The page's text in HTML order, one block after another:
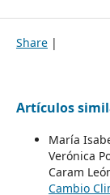
Share |
Artículos
María
Verónica
Caram
Cambio